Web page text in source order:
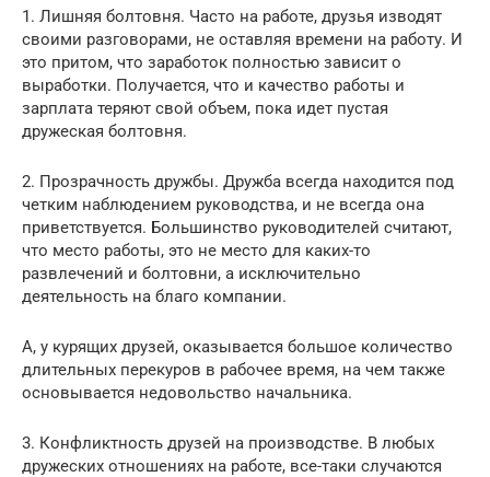
1. Лишняя болтовня. Часто на работе, друзья изводят
своими разговорами, не оставляя времени на работу. И
это притом, что заработок полностью зависит о
выработки. Получается, что и качество работы и
зарплата теряют свой объем, пока идет пустая
дружеская болтовня.
2. Прозрачность дружбы. Дружба всегда находится под
четким наблюдением руководства, и не всегда она
приветствуется. Большинство руководителей считают,
что место работы, это не место для каких-то
развлечений и болтовни, а исключительно
деятельность на благо компании.
А, у курящих друзей, оказывается большое количество
длительных перекуров в рабочее время, на чем также
основывается недовольство начальника.
3. Конфликтность друзей на производстве. В любых
дружеских отношениях на работе, все-таки случаются